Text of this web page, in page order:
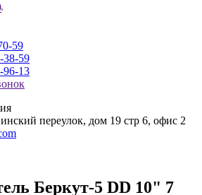
59
38-59
96-13
переулок, дом 19 стр 6, офис 2
Беркут-5 DD 10" 7